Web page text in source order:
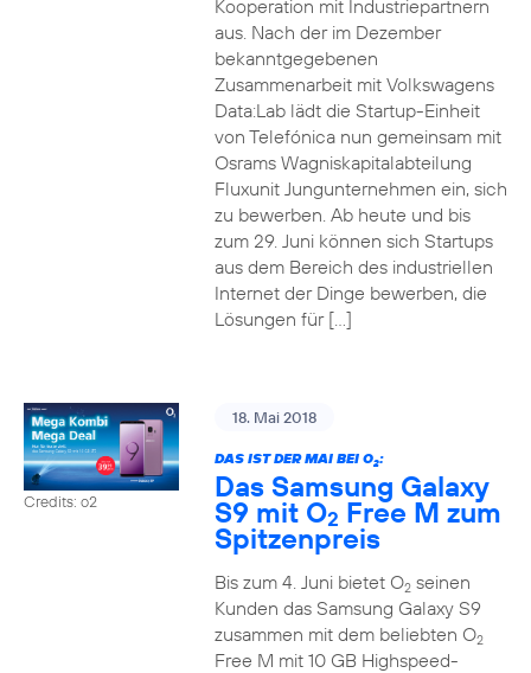
Kooperation mit Industriepartnern
aus. Nach der im Dezember
bekanntgegebenen
Zusammenarbeit mit Volkswagens
Data:Lab lädt die Startup-Einheit
von Telefónica nun gemeinsam mit
Osrams Wagniskapitalabteilung
Fluxunit Jungunternehmen ein, sich
zu bewerben. Ab heute und bis
zum 29. Juni können sich Startups
aus dem Bereich des industriellen
Internet der Dinge bewerben, die
Lösungen für […]
Credits: o2
18. Mai 2018
DAS IST DER MAI BEI O2:
Das Samsung Galaxy
S9 mit O2 Free M zum
Spitzenpreis
Bis zum 4. Juni bietet O2seinen
Kunden das Samsung Galaxy S9
zusammen mit dem beliebten O2
Free M mit 10 GB Highspeed-